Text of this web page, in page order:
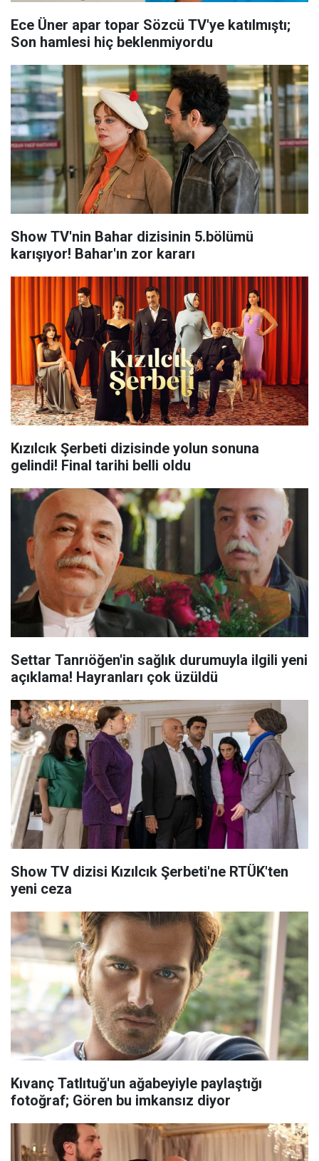
Ece Üner apar topar Sözcü TV'ye katılmıştı;
Son hamlesi hiç beklenmiyordu
Show TV'nin Bahar dizisinin 5.bölümü
karışıyor! Bahar'ın zor kararı
Kızılcık Şerbeti dizisinde yolun sonuna
gelindi! Final tarihi belli oldu
Settar Tanrıöğen'in sağlık durumuyla ilgili yeni
açıklama! Hayranları çok üzüldü
Show TV dizisi Kızılcık Şerbeti'ne RTÜK'ten
yeni ceza
Kıvanç Tatlıtuğ'un ağabeyiyle paylaştığı
fotoğraf; Gören bu imkansız diyor